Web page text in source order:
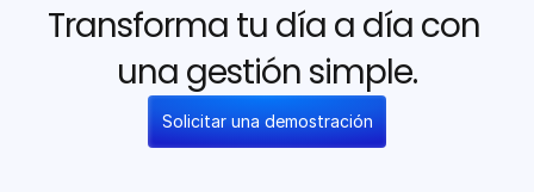
Transforma tu día a día con
una gestión simple.
Solicitar una demostración